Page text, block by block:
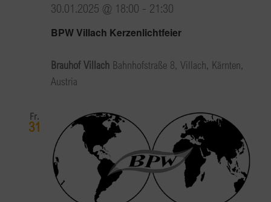
BPW Villach Kerzenlichtfeier
30.01.2025 @ 18:00 - 21:30
Brauhof Villach Bahnhofstraße 8, Villach, Kärnten,
Austria
Fr.
31